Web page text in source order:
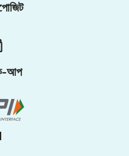
আপ